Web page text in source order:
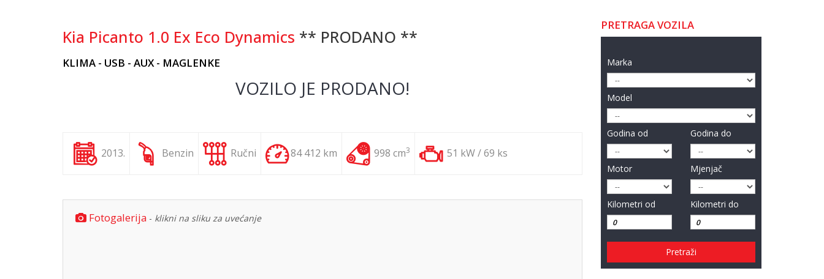
Kia Picanto 1.0 Ex Eco Dynamics ** PRODANO **
KLIMA - USB - AUX - MAGLENKE
VOZILO JE PRODANO!
2013. Benzin Ručni 84 412 km 998 cm3 51 kW / 69 ks
Fotogalerija - klikni na sliku za uvećanje
PRETRAGA VOZILA
Marka
Model
Godina od Godina do
Motor Mjenjač
Kilometri od Kilometri do
Pretraži